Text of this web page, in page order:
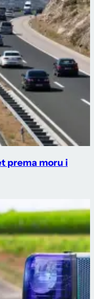
prema moru i